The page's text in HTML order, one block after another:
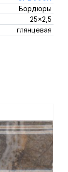
Бордюры
25x2,5
глянцевая